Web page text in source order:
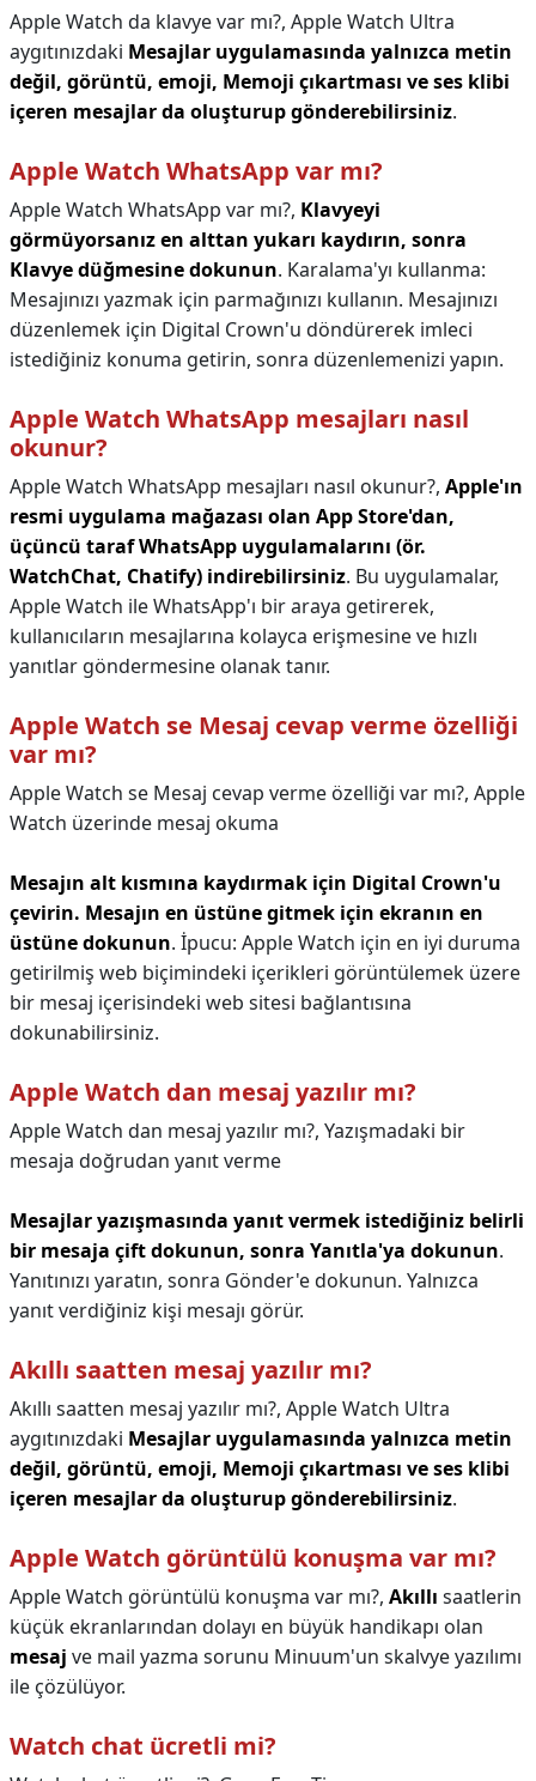
Apple Watch da klavye var mı?, Apple Watch Ultra
aygıtınızdaki Mesajlar uygulamasında yalnızca metin
değil, görüntü, emoji, Memoji çıkartması ve ses klibi
içeren mesajlar da oluşturup gönderebilirsiniz.
Apple Watch WhatsApp var mı?
Apple Watch WhatsApp var mı?, Klavyeyi
görmüyorsanız en alttan yukarı kaydırın, sonra
Klavye düğmesine dokunun. Karalama'yı kullanma:
Mesajınızı yazmak için parmağınızı kullanın. Mesajınızı
düzenlemek için Digital Crown'u döndürerek imleci
istediğiniz konuma getirin, sonra düzenlemenizi yapın.
Apple Watch WhatsApp mesajları nasıl
okunur?
Apple Watch WhatsApp mesajları nasıl okunur?, Apple'ın
resmi uygulama mağazası olan App Store'dan,
üçüncü taraf WhatsApp uygulamalarını (ör.
WatchChat, Chatify) indirebilirsiniz. Bu uygulamalar,
Apple Watch ile WhatsApp'ı bir araya getirerek,
kullanıcıların mesajlarına kolayca erişmesine ve hızlı
yanıtlar göndermesine olanak tanır.
Apple Watch se Mesaj cevap verme özelliği
var mı?
Apple Watch se Mesaj cevap verme özelliği var mı?, Apple
Watch üzerinde mesaj okuma
Mesajın alt kısmına kaydırmak için Digital Crown'u
çevirin. Mesajın en üstüne gitmek için ekranın en
üstüne dokunun. İpucu: Apple Watch için en iyi duruma
getirilmiş web biçimindeki içerikleri görüntülemek üzere
bir mesaj içerisindeki web sitesi bağlantısına
dokunabilirsiniz.
Apple Watch dan mesaj yazılır mı?
Apple Watch dan mesaj yazılır mı?, Yazışmadaki bir
mesaja doğrudan yanıt verme
Mesajlar yazışmasında yanıt vermek istediğiniz belirli
bir mesaja çift dokunun, sonra Yanıtla'ya dokunun.
Yanıtınızı yaratın, sonra Gönder'e dokunun. Yalnızca
yanıt verdiğiniz kişi mesajı görür.
Akıllı saatten mesaj yazılır mı?
Akıllı saatten mesaj yazılır mı?, Apple Watch Ultra
aygıtınızdaki Mesajlar uygulamasında yalnızca metin
değil, görüntü, emoji, Memoji çıkartması ve ses klibi
içeren mesajlar da oluşturup gönderebilirsiniz.
Apple Watch görüntülü konuşma var mı?
Apple Watch görüntülü konuşma var mı?, Akıllı saatlerin
küçük ekranlarından dolayı en büyük handikapı olan
mesaj ve mail yazma sorunu Minuum'un skalvye yazılımı
ile çözülüyor.
Watch chat ücretli mi?